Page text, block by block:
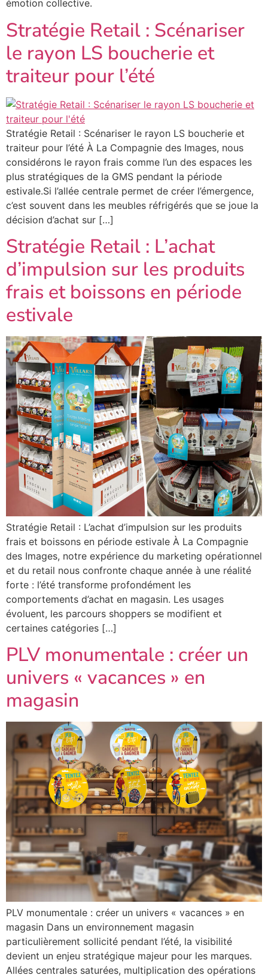
émotion collective.
Stratégie Retail : Scénariser
le rayon LS boucherie et
traiteur pour l’été
Stratégie Retail : Scénariser le rayon LS boucherie et
traiteur pour l’été À La Compagnie des Images, nous
considérons le rayon frais comme l’un des espaces les
plus stratégiques de la GMS pendant la période
estivale.Si l’allée centrale permet de créer l’émergence,
c’est souvent dans les meubles réfrigérés que se joue la
décision d’achat sur […]
Stratégie Retail : L’achat
d’impulsion sur les produits
frais et boissons en période
estivale
Stratégie Retail : L’achat d’impulsion sur les produits
frais et boissons en période estivale À La Compagnie
des Images, notre expérience du marketing opérationnel
et du retail nous confronte chaque année à une réalité
forte : l’été transforme profondément les
comportements d’achat en magasin. Les usages
évoluent, les parcours shoppers se modifient et
certaines catégories […]
PLV monumentale : créer un
univers « vacances » en
magasin
PLV monumentale : créer un univers « vacances » en
magasin Dans un environnement magasin
particulièrement sollicité pendant l’été, la visibilité
devient un enjeu stratégique majeur pour les marques.
Allées centrales saturées, multiplication des opérations